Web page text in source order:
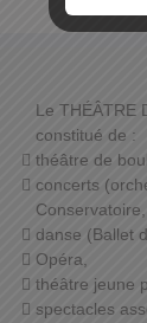
Le THÉÂTRE
constitué de :
théâtre de
concerts
danse (Ballet
Opéra,
théâtre jeune
spectacles